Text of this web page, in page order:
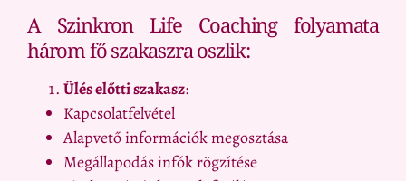
A Szinkron Life Coaching folyamata
három fő szakaszra oszlik:
Ülés előtti szakasz:
Kapcsolatfelvétel
Alapvető információk megosztása
Megállapodás infók rögzítése